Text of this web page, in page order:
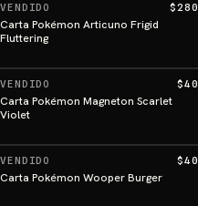
VENDIDO $280
Carta Pokémon Articuno Frigid
Fluttering
VENDIDO $40
Carta Pokémon Magneton Scarlet
Violet
VENDIDO $40
Carta Pokémon Wooper Burger